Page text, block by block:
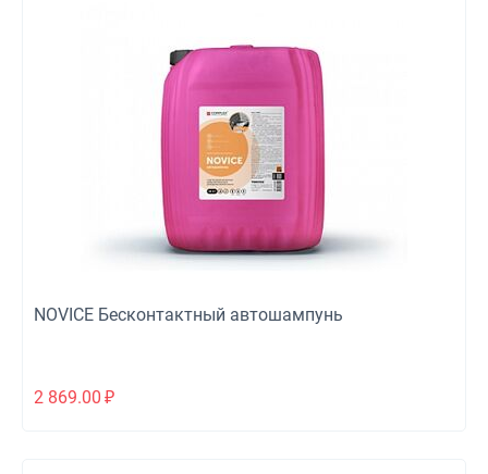
NOVICE Бесконтактный автошампунь
2 869.00 ₽